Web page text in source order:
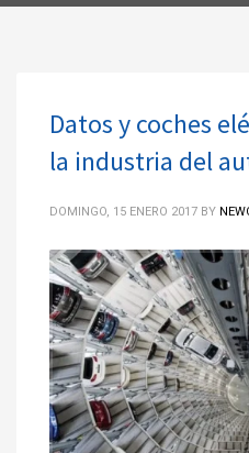
Datos y coches
la industria del
DOMINGO, 15 ENERO 2017 BY